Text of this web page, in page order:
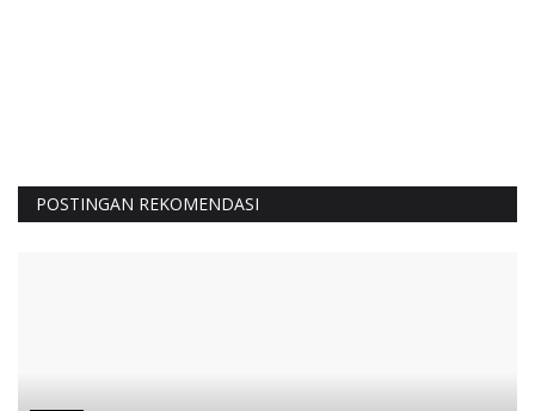
POSTINGAN REKOMENDASI